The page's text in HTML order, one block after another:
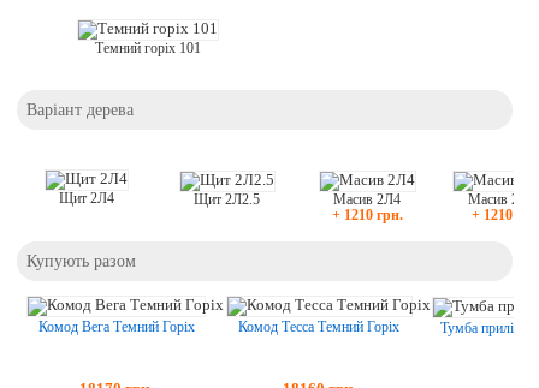
Темний горіх 101
Варіант дерева
Щит 2Л4 Щит 2Л2.5
Масив 2Л4
+ 1210 грн.
Масив
+ 1210
Купують разом
Комод Вега Темний Горіх Комод Тесса Темний Горіх Тумба